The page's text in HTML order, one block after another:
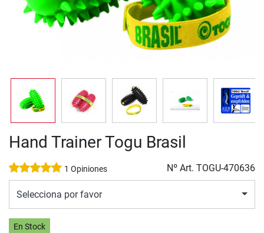
Hand Trainer Togu Brasil
1 Opiniones Nº Art. TOGU-470636
Selecciona por favor
En Stock